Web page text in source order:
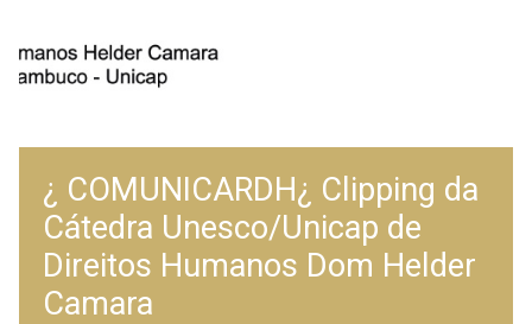
¿ COMUNICARDH¿ Clipping da
Cátedra Unesco/Unicap de
Direitos Humanos Dom Helder
Camara